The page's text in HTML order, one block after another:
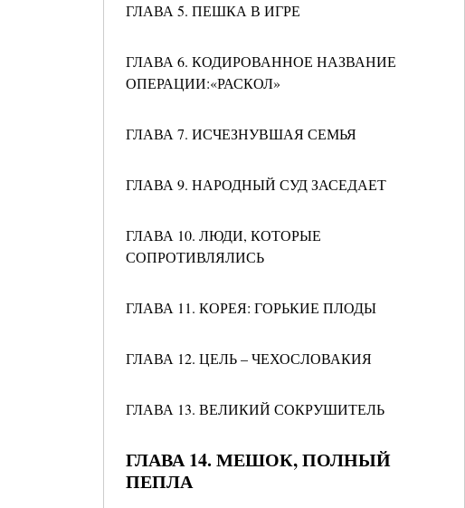
ГЛАВА 5. ПЕШКА В ИГРЕ
ГЛАВА 6. КОДИРОВАННОЕ НАЗВАНИЕ
ОПЕРАЦИИ:«РАСКОЛ»
ГЛАВА 7. ИСЧЕЗНУВШАЯ СЕМЬЯ
ГЛАВА 9. НАРОДНЫЙ СУД ЗАСЕДАЕТ
ГЛАВА 10. ЛЮДИ, КОТОРЫЕ
СОПРОТИВЛЯЛИСЬ
ГЛАВА 11. КОРЕЯ: ГОРЬКИЕ ПЛОДЫ
ГЛАВА 12. ЦЕЛЬ – ЧЕХОСЛОВАКИЯ
ГЛАВА 13. ВЕЛИКИЙ СОКРУШИТЕЛЬ
ГЛАВА 14. МЕШОК, ПОЛНЫЙ
ПЕПЛА